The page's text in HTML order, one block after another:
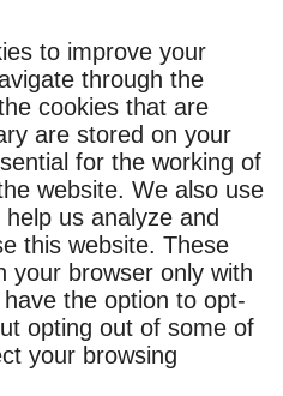
to improve your
through the
cookies that are
are stored on your
for the working of
website. We also use
us analyze and
this website. These
your browser only with
the option to opt-
opting out of some of
your browsing